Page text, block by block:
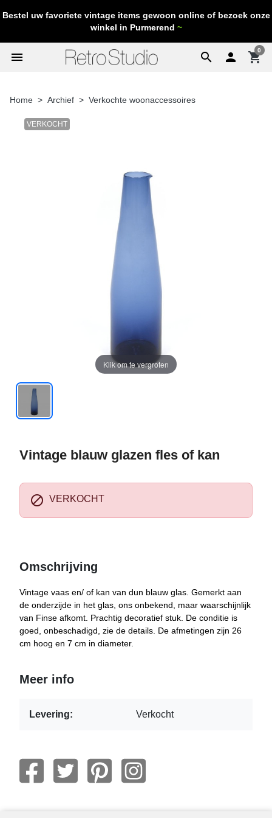
Bestel uw favoriete vintage items gewoon online of bezoek onze
winkel in Purmerend ~
search
menu  shopping_cart
0
Home Archief Verkochte woonaccessoires
VERKOCHT
Klik om te vergroten
Vintage blauw glazen fles of kan
 VERKOCHT
Omschrijving
Vintage vaas en/ of kan van dun blauw glas. Gemerkt aan
de onderzijde in het glas, ons onbekend, maar waarschijnlijk
van Finse afkomt. Prachtig decoratief stuk. De conditie is
goed, onbeschadigd, zie de details. De afmetingen zijn 26
cm hoog en 7 cm in diameter.
Meer info
Levering: Verkocht